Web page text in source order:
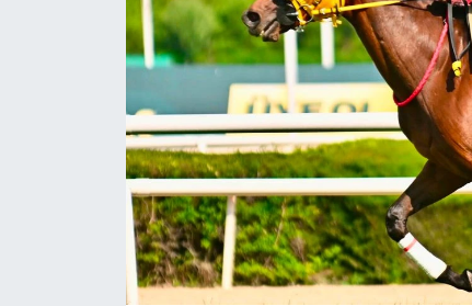
TURİZM
RÖPORTAJ
VİDEO HABERLER
YAZARLAR
RESMİ İLAN